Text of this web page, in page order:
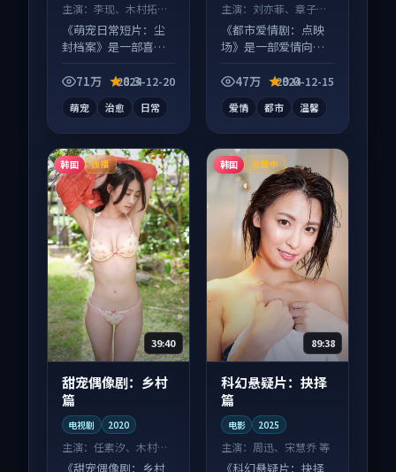
主演： 李现、木村拓哉
等
《萌宠日常短片：尘
封档案》是一部喜剧
关系层层推进，尾声
71万 8.3
2024-12-20
萌宠 治愈 日常
主演： 刘亦菲、章子怡
等
《都市爱情剧：点映
场》是一部爱情向电
并行，细节值得二刷
47万 9.0
2024-12-15
爱情 都市 温馨
韩国 独播
39:40
甜宠偶像剧：乡村
篇
电视剧 2020
主演： 任素汐、木村拓
哉 等
《甜宠偶像剧：乡村
韩国 连载中
89:38
科幻悬疑片：抉择
篇
电影 2025
主演： 周迅、宋慧乔 等
《科幻悬疑片：抉择